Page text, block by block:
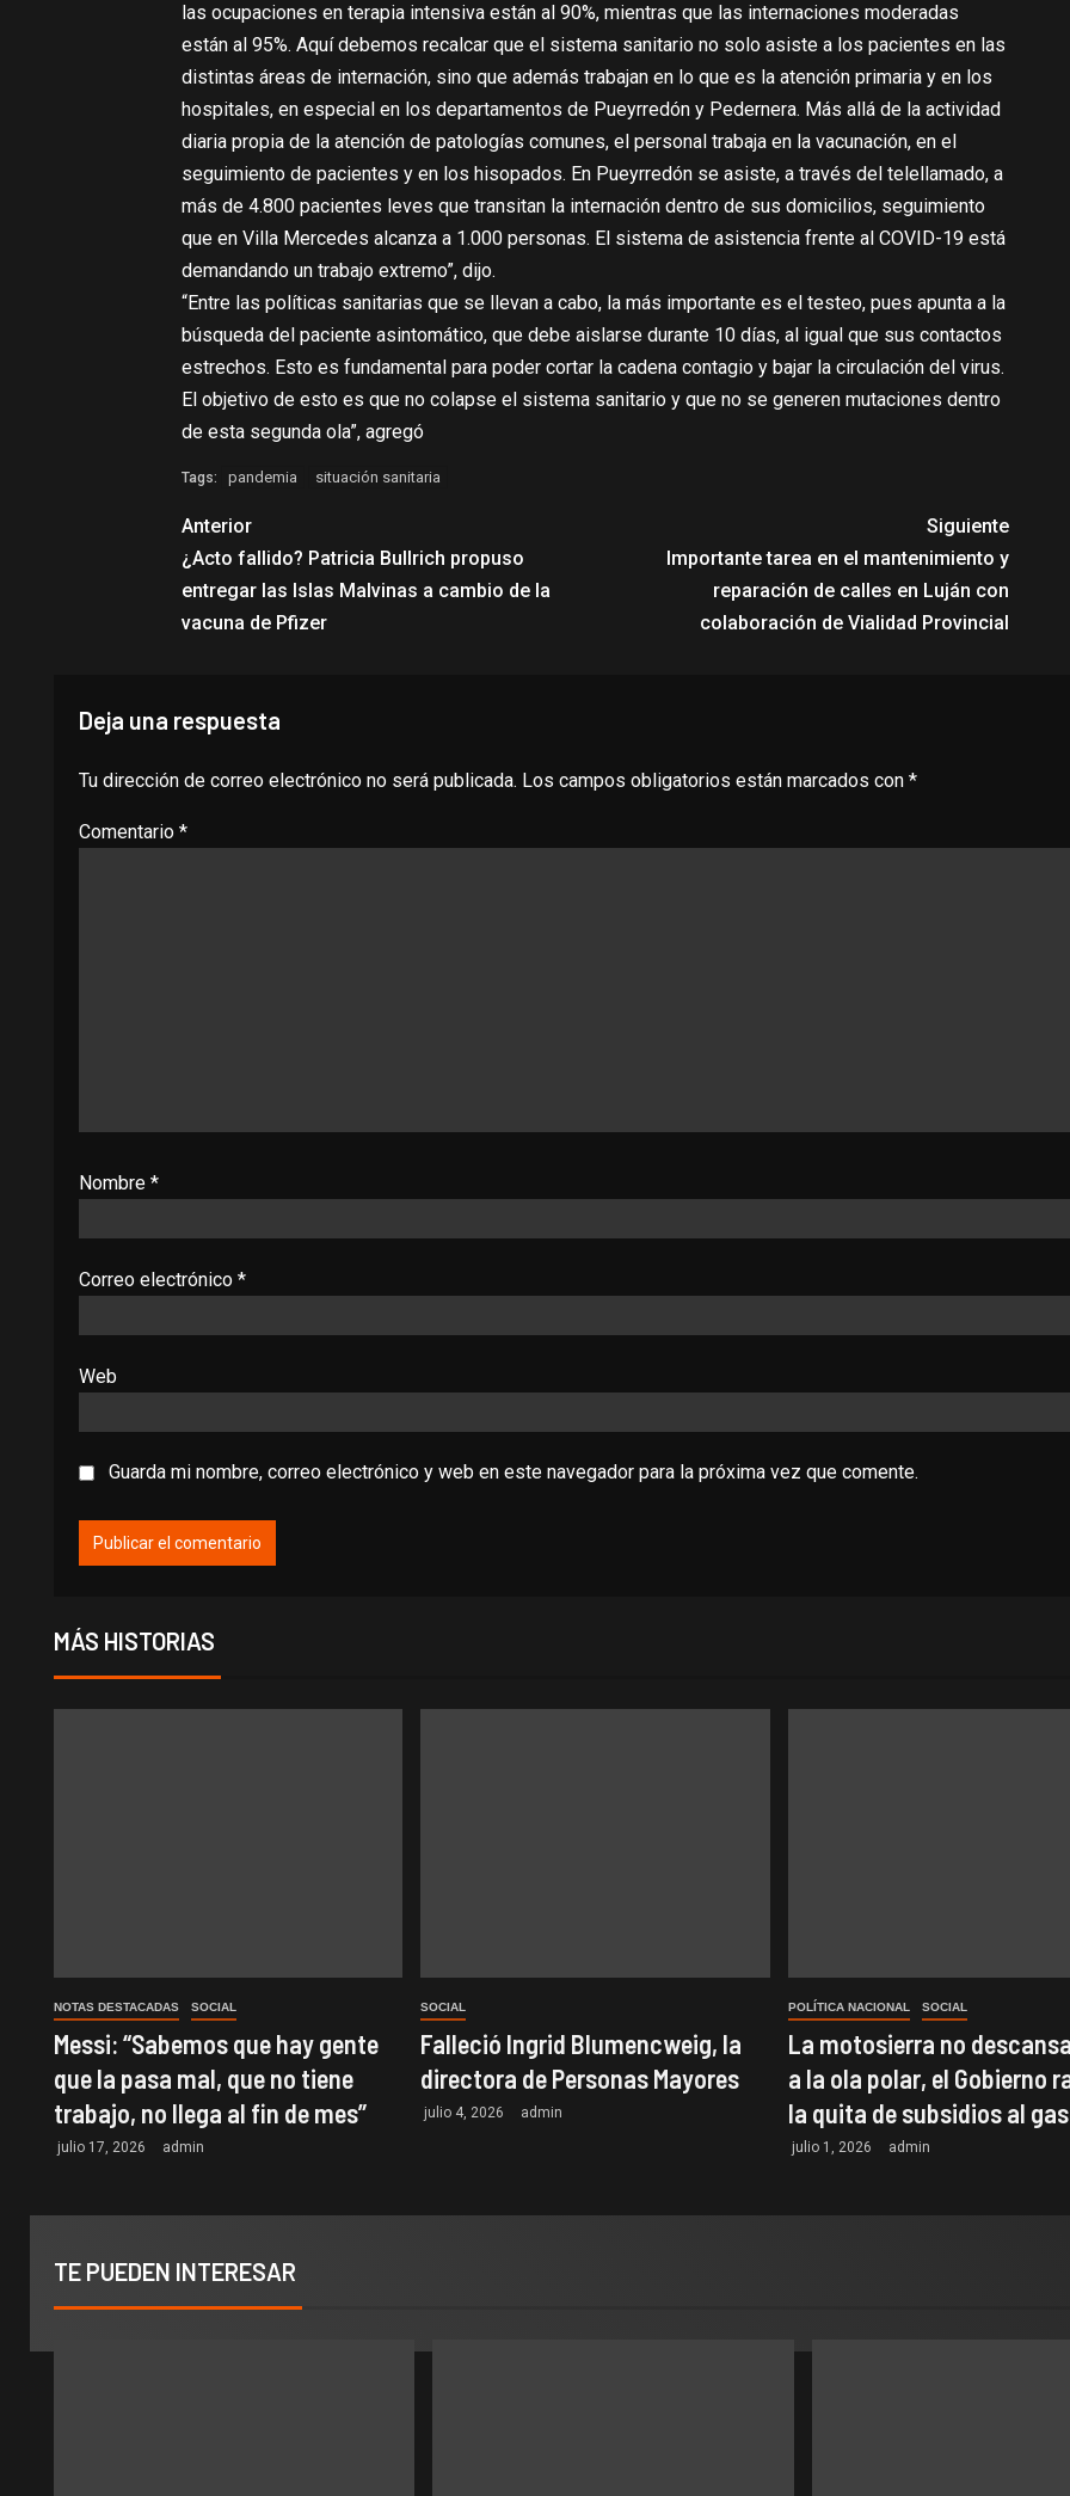
las ocupaciones en terapia intensiva están al 90%, mientras que las internaciones moderadas
están al 95%. Aquí debemos recalcar que el sistema sanitario no solo asiste a los pacientes en las
distintas áreas de internación, sino que además trabajan en lo que es la atención primaria y en los
hospitales, en especial en los departamentos de Pueyrredón y Pedernera. Más allá de la actividad
diaria propia de la atención de patologías comunes, el personal trabaja en la vacunación, en el
seguimiento de pacientes y en los hisopados. En Pueyrredón se asiste, a través del telellamado, a
más de 4.800 pacientes leves que transitan la internación dentro de sus domicilios, seguimiento
que en Villa Mercedes alcanza a 1.000 personas. El sistema de asistencia frente al COVID-19 está
demandando un trabajo extremo”, dijo.
“Entre las políticas sanitarias que se llevan a cabo, la más importante es el testeo, pues apunta a la
búsqueda del paciente asintomático, que debe aislarse durante 10 días, al igual que sus contactos
estrechos. Esto es fundamental para poder cortar la cadena contagio y bajar la circulación del virus.
El objetivo de esto es que no colapse el sistema sanitario y que no se generen mutaciones dentro
de esta segunda ola”, agregó
Tags: pandemia situación sanitaria
Anterior
¿Acto fallido? Patricia Bullrich propuso
entregar las Islas Malvinas a cambio de la
vacuna de Pfizer
Siguiente
Importante tarea en el mantenimiento y
reparación de calles en Luján con
colaboración de Vialidad Provincial
Deja una respuesta
Tu dirección de correo electrónico no será publicada. Los campos obligatorios están marcados con *
Comentario *
Nombre *
Correo electrónico *
Web
Guarda mi nombre, correo electrónico y web en este navegador para la próxima vez que comente.
MÁS HISTORIAS
NOTAS DESTACADAS SOCIAL
Messi: “Sabemos que hay gente
que la pasa mal, que no tiene
trabajo, no llega al fin de mes”
julio 17, 2026 admin
SOCIAL
Falleció Ingrid Blumencweig, la
directora de Personas Mayores
julio 4, 2026 admin
POLÍTICA NACIONAL SOCIAL
La motosierra no
a la ola polar, el Gobierno
la quita de subsidios al gas
julio 1, 2026 admin
TE PUEDEN INTERESAR